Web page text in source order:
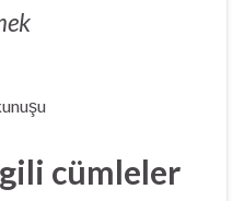
cümleler